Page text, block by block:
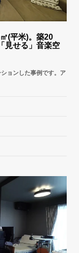
(平米)。築20
見せる」音楽空
ョンした事例です。ア